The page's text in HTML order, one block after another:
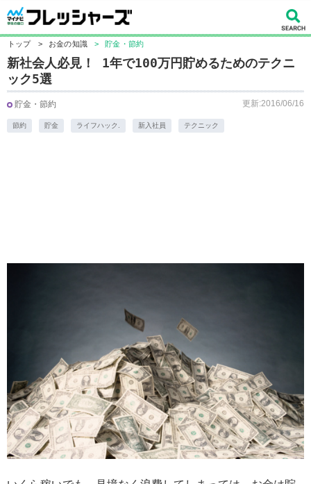
トップ > お金の知識 > 貯金・節約
新社会人必見！ 1年で100万円貯めるためのテクニ
ック5選
貯金・節約 更新:2016/06/16
節約 貯金 ライフハック. 新入社員 テクニック